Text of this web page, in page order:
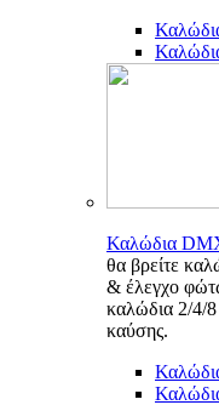
Καλώδια
θα βρείτε
& έλεγχο
καλώδια 2/4/
καύσης.